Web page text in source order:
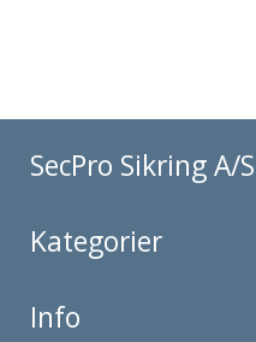
SecPro Sikring A/S
Kategorier
Info